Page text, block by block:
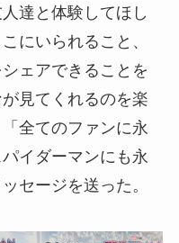
達と体験してほし
にいられること、
ェアできることを
見てくれるのを楽
全てのファンに永
イダーマンにも永
セージを送った。